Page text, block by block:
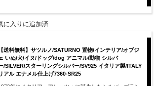
に入りに追加済
【送料無料】サツルノ/SATURNO 置物/インテリア/オブジ
いぬ/犬/イヌ/ドッグ/dog アニマル/動物 シルバ
/SILVER/スターリングシルバー/SV925 イタリア製/ITALY
アル エナメル仕上げ7360-SR25